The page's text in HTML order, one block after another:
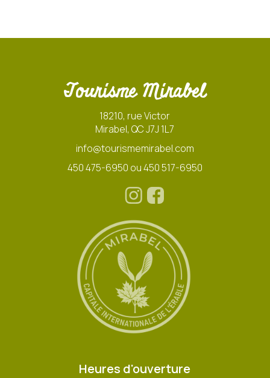
Tourisme Mirabel
18210, rue Victor
Mirabel, QC J7J 1L7
info@tourismemirabel.com
450 475-6950 ou 450 517-6950
Heures d'ouverture